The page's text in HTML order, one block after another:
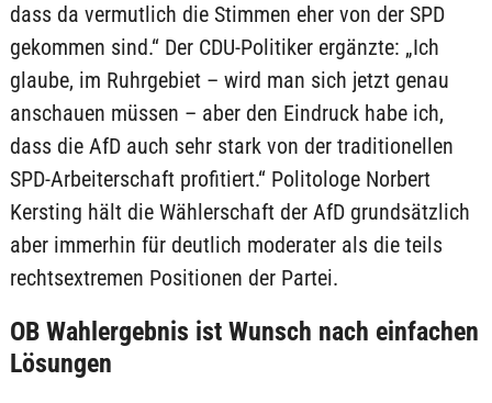
dass da vermutlich die Stimmen eher von der SPD
gekommen sind.“ Der CDU-Politiker ergänzte: „Ich
glaube, im Ruhrgebiet – wird man sich jetzt genau
anschauen müssen – aber den Eindruck habe ich,
dass die AfD auch sehr stark von der traditionellen
SPD-Arbeiterschaft profitiert.“ Politologe Norbert
Kersting hält die Wählerschaft der AfD grundsätzlich
aber immerhin für deutlich moderater als die teils
rechtsextremen Positionen der Partei.
OB Wahlergebnis ist Wunsch nach einfachen
Lösungen